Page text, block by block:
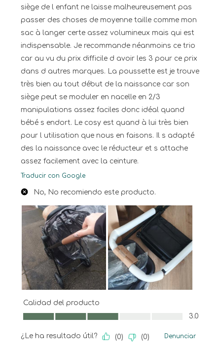
siège de l enfant ne laisse malheureusement pas
passer des choses de moyenne taille comme mon
sac à langer certe assez volumineux mais qui est
indispensable. Je recommande néanmoins ce trio
car au vu du prix difficile d avoir les 3 pour ce prix
dans d autres marques. La poussette est je trouve
très bien au tout début de la naissance car son
siège peut se moduler en nacelle en 2/3
manipulations assez faciles donc idéal quand
bébé s endort. Le cosy est quand à lui très bien
pour l utilisation que nous en faisons. Il s adapté
des la naissance avec le réducteur et s attache
assez facilement avec la ceinture.
Traducir con Google
No, No recomiendo este producto.
Calidad del producto
Calidad del producto, 3.0 de 5
3.0
¿Le ha resultado útil? (0) (0) Denunciar